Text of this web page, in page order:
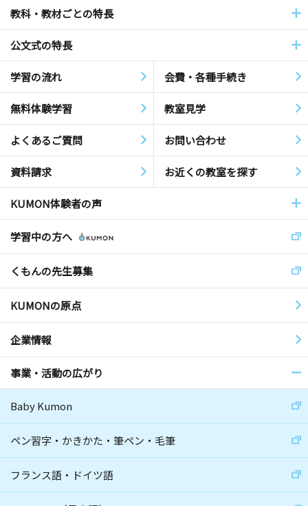
教科・教材ごとの特長
公文式の特長
学習の流れ 会費・各種手続き
無料体験学習 教室見学
よくあるご質問 お問い合わせ
資料請求 お近くの教室を探す
KUMON体験者の声
学習中の方へ
くもんの先生募集
KUMONの原点
企業情報
事業・活動の広がり
Baby Kumon
ペン習字・かきかた・筆ペン・毛筆
フランス語・ドイツ語